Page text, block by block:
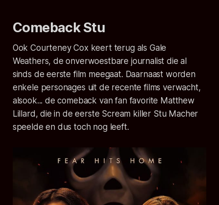
Comeback Stu
Ook Courteney Cox keert terug als Gale
Weathers, de onverwoestbare journalist die al
sinds de eerste film meegaat. Daarnaast worden
enkele personages uit de recente films verwacht,
alsook... de comeback van fan favorite Matthew
Lillard, die in de eerste Scream killer Stu Macher
speelde en dus toch nog leeft.